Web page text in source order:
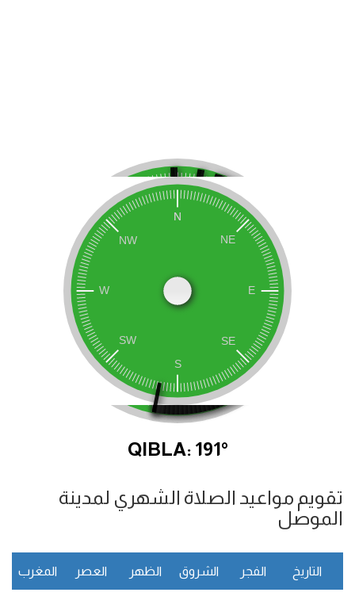
QIBLA: 191°
تقويم مواعيد الصلاة الشهري لمدينة
الموصل
التاريخ الفجر الشروق الظهر العصر المغرب